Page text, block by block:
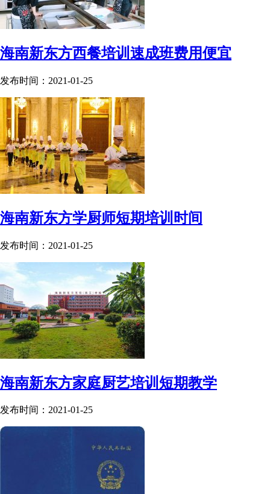
海南新东方西餐培训速成班费用便宜
发布时间：2021-01-25
海南新东方学厨师短期培训时间
发布时间：2021-01-25
海南新东方家庭厨艺培训短期教学
发布时间：2021-01-25